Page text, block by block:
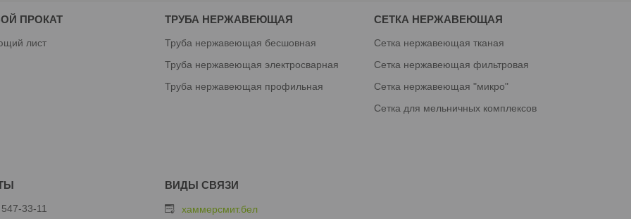
ПРОКАТ
лист
ТРУБА НЕРЖАВЕЮЩАЯ
Труба нержавеющая бесшовная
Труба нержавеющая электросварная
Труба нержавеющая профильная
СЕТКА НЕРЖАВЕЮЩАЯ
Сетка нержавеющая тканая
Сетка нержавеющая фильтровая
Сетка нержавеющая "микро"
Сетка для мельничных комплексов
33-11 хаммерсмит.бел